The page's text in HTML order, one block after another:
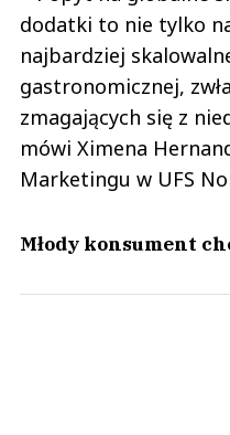
najbardziej
gastronomicznej,
zmagających się z
mówi Ximena
Marketingu w UFS